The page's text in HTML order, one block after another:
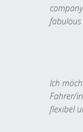
fabulous
Ich
Fahrer/
flexibel